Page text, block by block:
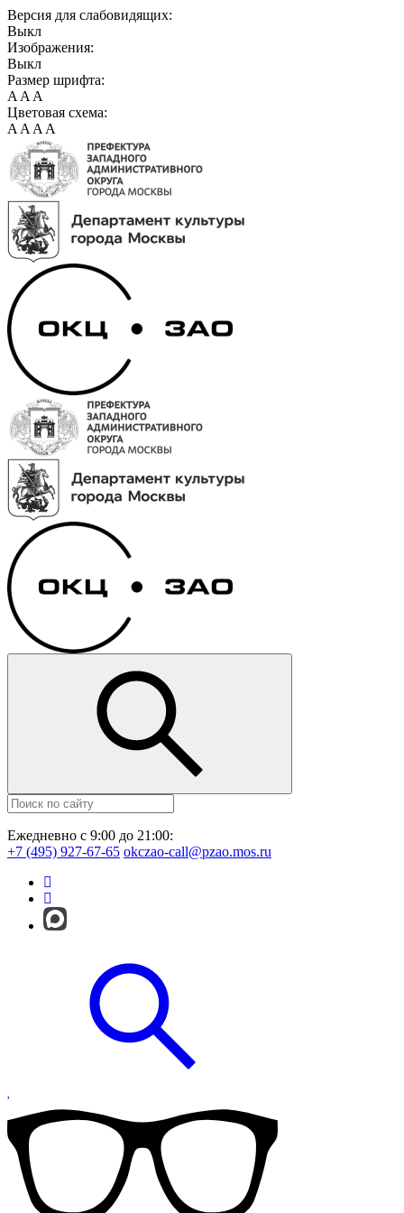
Версия для слабовидящих:
Выкл
Изображения:
Выкл
Размер шрифта:
A A A
Цветовая схема:
A A A A
Ежедневно с 9:00 до 21:00:
+7 (495) 927-67-65 okczao-call@pzao.mos.ru